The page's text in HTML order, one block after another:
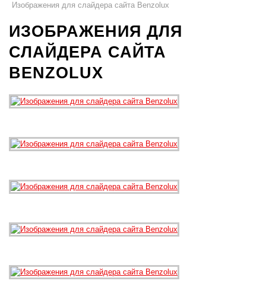
Изображения для слайдера сайта Benzolux
ИЗОБРАЖЕНИЯ ДЛЯ
СЛАЙДЕРА САЙТА
BENZOLUX